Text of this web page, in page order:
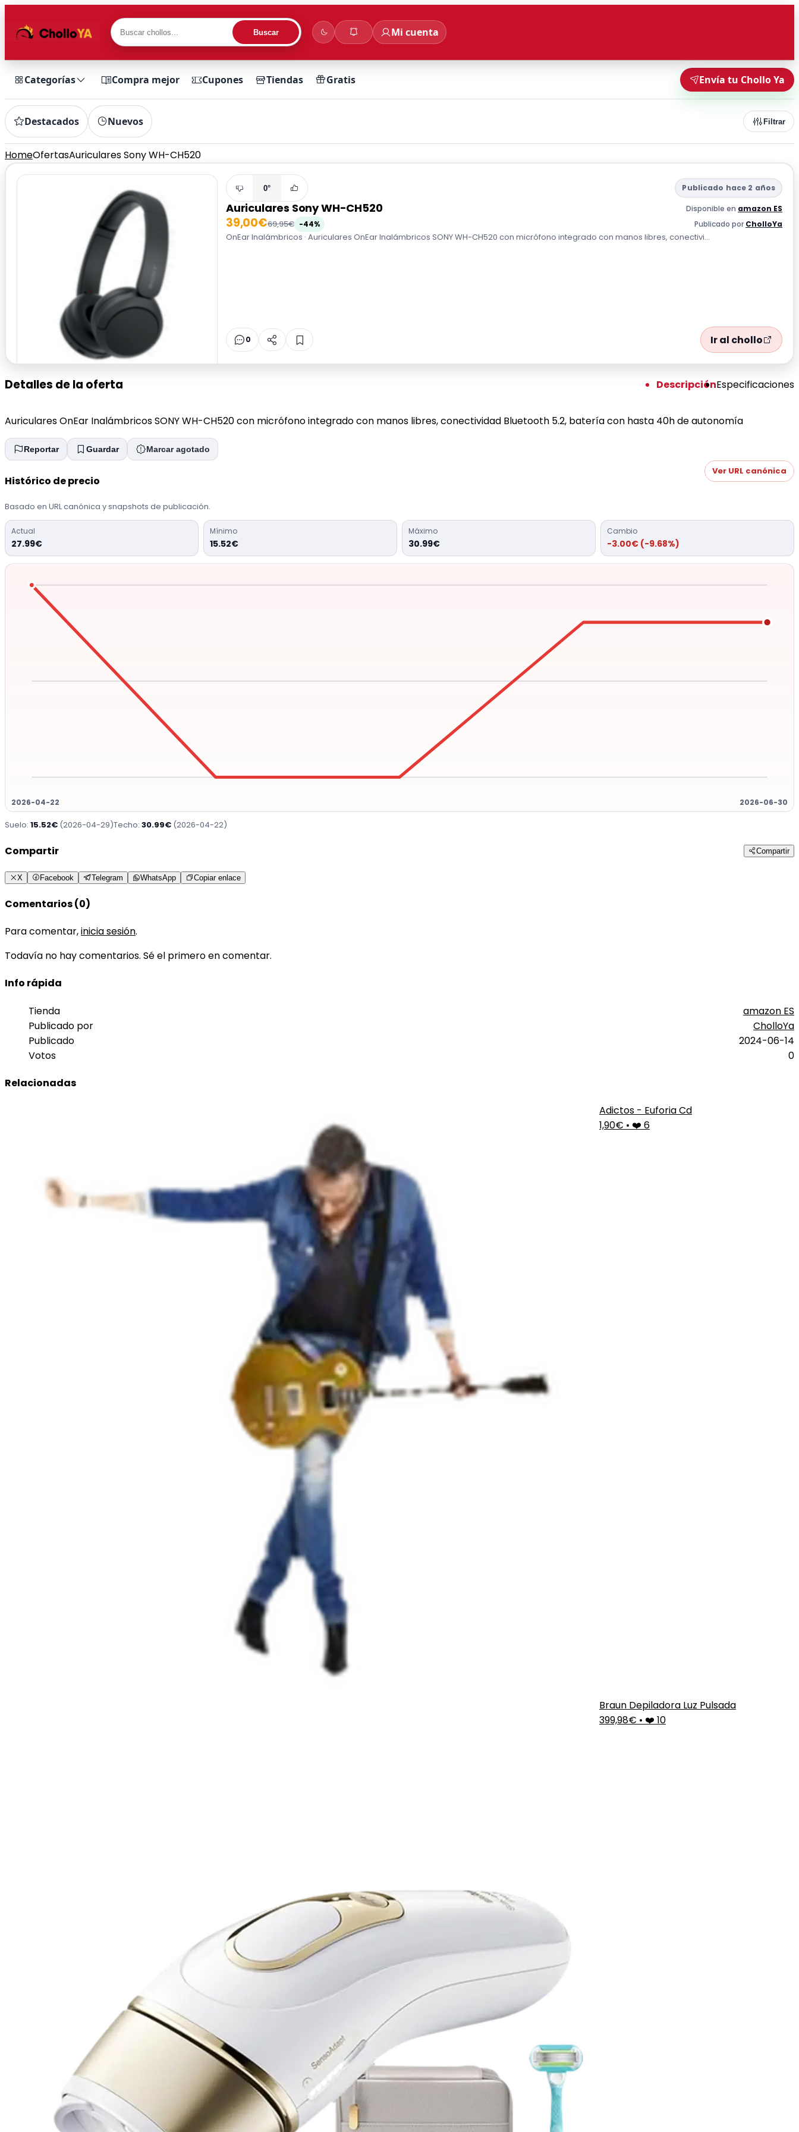
Buscar Mi cuenta
Categorías Compra mejor Cupones Tiendas Gratis Envía tu Chollo Ya
Destacados Nuevos Filtrar
HomeOfertasAuriculares Sony WH-CH520
0° Publicado hace 2 años
Auriculares Sony WH-CH520 Disponible en amazon ES
39,00€69,95€ -44% Publicado por CholloYa
OnEar Inalámbricos · Auriculares OnEar Inalámbricos SONY WH-CH520 con micrófono integrado con manos libres, conectivi...
0 Ir al chollo
Detalles de la oferta DescripciónEspecificaciones
Auriculares OnEar Inalámbricos SONY WH-CH520 con micrófono integrado con manos libres, conectividad Bluetooth 5.2, batería con hasta 40h de autonomía
Reportar Guardar Marcar agotado
Histórico de precio
Basado en URL canónica y snapshots de publicación.
Ver URL canónica
Actual
27.99€
Mínimo
15.52€
Máximo
30.99€
Cambio
-3.00€ (-9.68%)
2026-04-22 2026-06-30
Suelo: 15.52€ (2026-04-29)Techo: 30.99€ (2026-04-22)
Compartir Compartir
X Facebook Telegram WhatsApp Copiar enlace
Comentarios (0)
Para comentar,inicia sesión.
Todavía no hay comentarios. Sé el primero en comentar.
Info rápida
Tienda
amazon ES
Publicado por
CholloYa
Publicado
2024-06-14
Votos
0
Relacionadas
Adictos - Euforia Cd
1,90€ • ❤️ 6
Braun Depiladora Luz Pulsada
399,98€ • ❤️ 10